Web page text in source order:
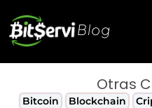
Blog
Otras
Bitcoin Blockchain